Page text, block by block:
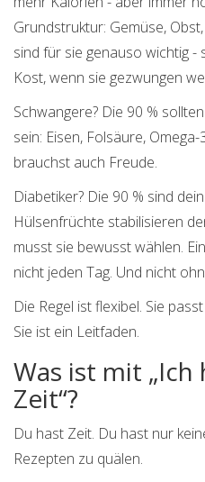
Grundstruktur: Gemüse,
sind für sie genauso wichtig
Kost, wenn sie gezwungen
Schwangere? Die 90 %
sein: Eisen, Folsäure,
brauchst auch Freude.
Diabetiker? Die 90 % sind
Hülsenfrüchte stabilisieren
musst sie bewusst wählen.
nicht jeden Tag. Und nicht
Die Regel ist flexibel. Sie
Sie ist ein Leitfaden.
Was ist mit „Ich
Zeit“?
Du hast Zeit. Du hast nur
Rezepten zu quälen.